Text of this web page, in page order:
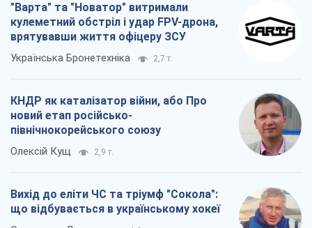
"Варта" та "Новатор" витримали
кулеметний обстріл і удар FPV-дрона,
врятувавши життя офіцеру ЗСУ
Українська Бронетехніка 2,7 т.
КНДР як каталізатор війни, або Про
новий етап російсько-
північнокорейського союзу
Олексій Кущ 2,9 т.
Вихід до еліти ЧС та тріумф "Сокола":
що відбувається в українському хокеї